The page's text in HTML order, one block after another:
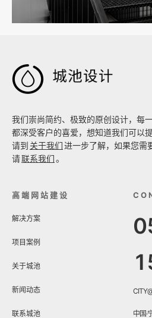

我们崇尚简约、极致的原创设计，每
都深受客户的喜爱，想知道我们可以
请到 关于我们进一步了解，如果您需
请联系我们。
高端网站建设
解决方案
项目案例
关于城池
新闻动态
联系城池 中国·